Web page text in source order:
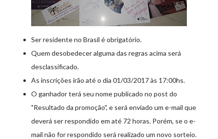
Ser residente no Brasil é obrigatório.
Quem desobedecer alguma das regras acima será
desclassificado.
As inscrições irão até o dia 01/03/2017 às 17:00hs.
O ganhador terá seu nome publicado no post do
"Resultado da promoção", e será enviado um e-mail que
deverá ser respondido em até 72 horas. Porém, se o e-
mail não for respondido será realizado um novo sorteio.